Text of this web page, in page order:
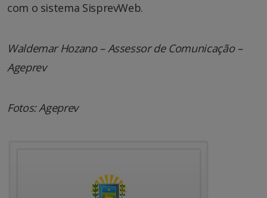
com o sistema SisprevWeb.
Waldemar Hozano – Assessor de Comunicação –
Ageprev
Fotos: Ageprev